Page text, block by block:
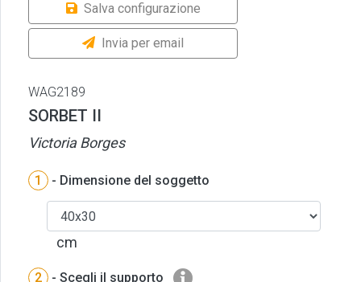
Salva configurazione
Invia per email
WAG2189
SORBET II
Victoria Borges
1 - Dimensione del soggetto
cm
2 - Scegli il supporto